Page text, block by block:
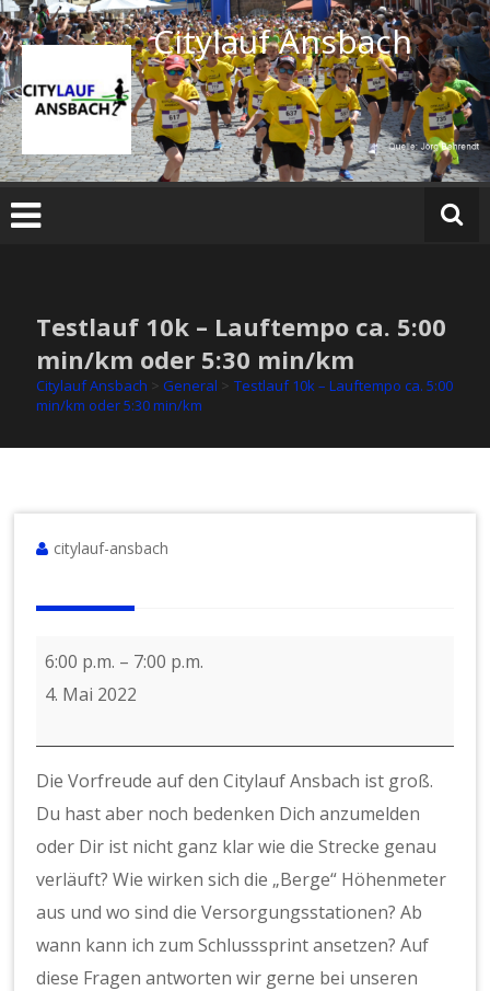
Zum
Inhalt
springen
Citylauf Ansbach
Testlauf 10k – Lauftempo ca. 5:00
min/km oder 5:30 min/km
Citylauf Ansbach > General > Testlauf 10k – Lauftempo ca. 5:00
min/km oder 5:30 min/km
citylauf-ansbach
Testlauf
10k
Lauftempo
ca.
5:00
min/km
oder
5:30
min/km
6:00 p.m. – 7:00 p.m.
4. Mai 2022
Die Vorfreude auf den Citylauf Ansbach ist groß.
Du hast aber noch bedenken Dich anzumelden
oder Dir ist nicht ganz klar wie die Strecke genau
verläuft? Wie wirken sich die „Berge“ Höhenmeter
aus und wo sind die Versorgungsstationen? Ab
wann kann ich zum Schlusssprint ansetzen? Auf
diese Fragen antworten wir gerne bei unseren